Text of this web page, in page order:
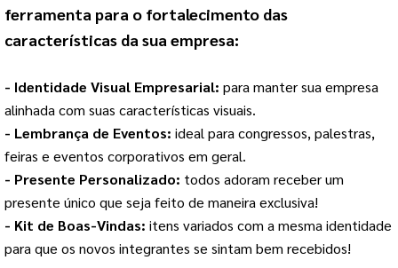
ferramenta para o fortalecimento das
características da sua empresa:
- Identidade Visual Empresarial: para manter sua empresa
alinhada com suas características visuais.
- Lembrança de Eventos: ideal para congressos, palestras,
feiras e eventos corporativos em geral.
- Presente Personalizado: todos adoram receber um
presente único que seja feito de maneira exclusiva!
- Kit de Boas-Vindas: itens variados com a mesma identidade
para que os novos integrantes se sintam bem recebidos!